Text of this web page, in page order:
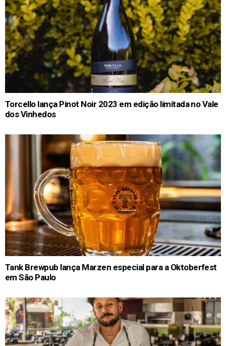
Torcello lança Pinot Noir 2023 em edição limitada no Vale
dos Vinhedos
Tank Brewpub lança Marzen especial para a Oktoberfest
em São Paulo